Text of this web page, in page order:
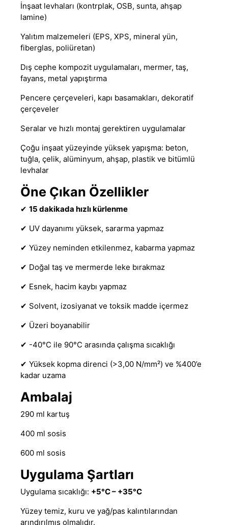
İnşaat levhaları (kontrplak, OSB, sunta, ahşap
lamine)
Yalıtım malzemeleri (EPS, XPS, mineral yün,
fiberglas, poliüretan)
Dış cephe kompozit uygulamaları, mermer, taş,
fayans, metal yapıştırma
Pencere çerçeveleri, kapı basamakları, dekoratif
çerçeveler
Seralar ve hızlı montaj gerektiren uygulamalar
Çoğu inşaat yüzeyinde yüksek yapışma: beton,
tuğla, çelik, alüminyum, ahşap, plastik ve bitümlü
levhalar
Öne Çıkan Özellikler
✔ 15 dakikada hızlı kürlenme
✔ UV dayanımı yüksek, sararma yapmaz
✔ Yüzey neminden etkilenmez, kabarma yapmaz
✔ Doğal taş ve mermerde leke bırakmaz
✔ Esnek, hacim kaybı yapmaz
✔ Solvent, izosiyanat ve toksik madde içermez
✔ Üzeri boyanabilir
✔ -40°C ile 90°C arasında çalışma sıcaklığı
✔ Yüksek kopma direnci (>3,00 N/mm²) ve %400’e
kadar uzama
Ambalaj
290 ml kartuş
400 ml sosis
600 ml sosis
Uygulama Şartları
Uygulama sıcaklığı: +5°C – +35°C
Yüzey temiz, kuru ve yağ/pas kalıntılarından
arındırılmış olmalıdır.